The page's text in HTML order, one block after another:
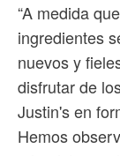
“A medida
ingredientes
nuevos y
disfrutar de
Justin's en
Hemos